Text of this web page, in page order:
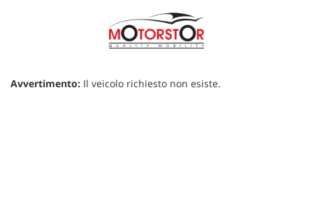
Avvertimento: Il veicolo richiesto non esiste.